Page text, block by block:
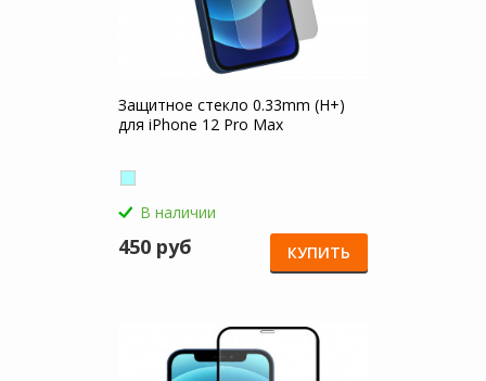
Защитное стекло 0.33mm (H+)
для iPhone 12 Pro Max
В наличии
450 руб КУПИТЬ